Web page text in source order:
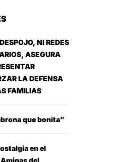
NI REDES
ASEGURA
LA DEFENSA
FAMILIAS
que bonita”
en el
del